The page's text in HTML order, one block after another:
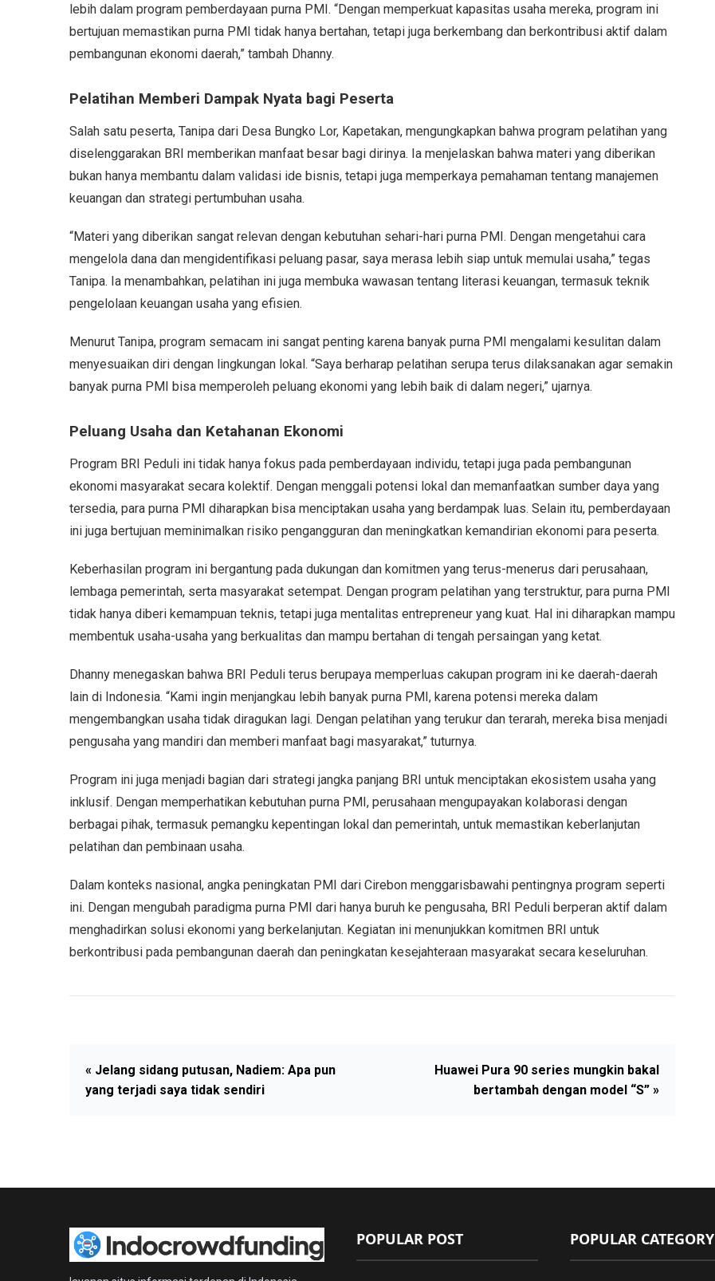
lebih dalam program pemberdayaan purna PMI. “Dengan memperkuat kapasitas usaha mereka, program ini
bertujuan memastikan purna PMI tidak hanya bertahan, tetapi juga berkembang dan berkontribusi aktif dalam
pembangunan ekonomi daerah,” tambah Dhanny.
Pelatihan Memberi Dampak Nyata bagi Peserta
Salah satu peserta, Tanipa dari Desa Bungko Lor, Kapetakan, mengungkapkan bahwa program pelatihan yang
diselenggarakan BRI memberikan manfaat besar bagi dirinya. Ia menjelaskan bahwa materi yang diberikan
bukan hanya membantu dalam validasi ide bisnis, tetapi juga memperkaya pemahaman tentang manajemen
keuangan dan strategi pertumbuhan usaha.
“Materi yang diberikan sangat relevan dengan kebutuhan sehari-hari purna PMI. Dengan mengetahui cara
mengelola dana dan mengidentifikasi peluang pasar, saya merasa lebih siap untuk memulai usaha,” tegas
Tanipa. Ia menambahkan, pelatihan ini juga membuka wawasan tentang literasi keuangan, termasuk teknik
pengelolaan keuangan usaha yang efisien.
Menurut Tanipa, program semacam ini sangat penting karena banyak purna PMI mengalami kesulitan dalam
menyesuaikan diri dengan lingkungan lokal. “Saya berharap pelatihan serupa terus dilaksanakan agar semakin
banyak purna PMI bisa memperoleh peluang ekonomi yang lebih baik di dalam negeri,” ujarnya.
Peluang Usaha dan Ketahanan Ekonomi
Program BRI Peduli ini tidak hanya fokus pada pemberdayaan individu, tetapi juga pada pembangunan
ekonomi masyarakat secara kolektif. Dengan menggali potensi lokal dan memanfaatkan sumber daya yang
tersedia, para purna PMI diharapkan bisa menciptakan usaha yang berdampak luas. Selain itu, pemberdayaan
ini juga bertujuan meminimalkan risiko pengangguran dan meningkatkan kemandirian ekonomi para peserta.
Keberhasilan program ini bergantung pada dukungan dan komitmen yang terus-menerus dari perusahaan,
lembaga pemerintah, serta masyarakat setempat. Dengan program pelatihan yang terstruktur, para purna PMI
tidak hanya diberi kemampuan teknis, tetapi juga mentalitas entrepreneur yang kuat. Hal ini diharapkan mampu
membentuk usaha-usaha yang berkualitas dan mampu bertahan di tengah persaingan yang ketat.
Dhanny menegaskan bahwa BRI Peduli terus berupaya memperluas cakupan program ini ke daerah-daerah
lain di Indonesia. “Kami ingin menjangkau lebih banyak purna PMI, karena potensi mereka dalam
mengembangkan usaha tidak diragukan lagi. Dengan pelatihan yang terukur dan terarah, mereka bisa menjadi
pengusaha yang mandiri dan memberi manfaat bagi masyarakat,” tuturnya.
Program ini juga menjadi bagian dari strategi jangka panjang BRI untuk menciptakan ekosistem usaha yang
inklusif. Dengan memperhatikan kebutuhan purna PMI, perusahaan mengupayakan kolaborasi dengan
berbagai pihak, termasuk pemangku kepentingan lokal dan pemerintah, untuk memastikan keberlanjutan
pelatihan dan pembinaan usaha.
Dalam konteks nasional, angka peningkatan PMI dari Cirebon menggarisbawahi pentingnya program seperti
ini. Dengan mengubah paradigma purna PMI dari hanya buruh ke pengusaha, BRI Peduli berperan aktif dalam
menghadirkan solusi ekonomi yang berkelanjutan. Kegiatan ini menunjukkan komitmen BRI untuk
berkontribusi pada pembangunan daerah dan peningkatan kesejahteraan masyarakat secara keseluruhan.
« Jelang sidang putusan, Nadiem: Apa pun
yang terjadi saya tidak sendiri
Huawei Pura 90 series mungkin bakal
bertambah dengan model “S” »
POPULAR POST POPULAR CATEGORY